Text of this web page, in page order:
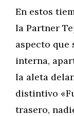
En estos
la Partner
aspecto que
interna,
la aleta
distintivo
trasero,